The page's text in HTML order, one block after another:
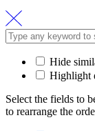
Hide
Highlight
Select the fields to
to rearrange the